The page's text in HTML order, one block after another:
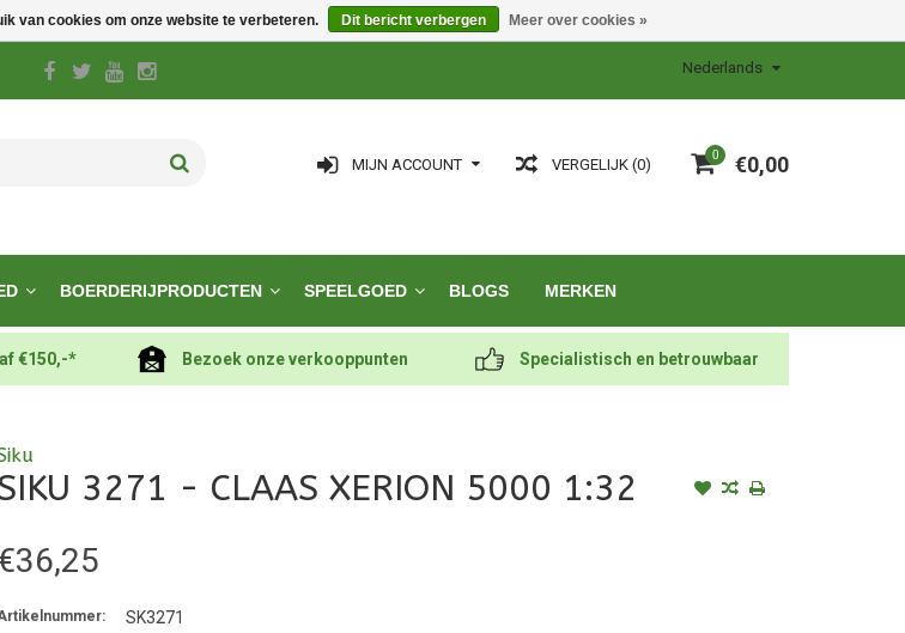
Nederlands
0 €0,00
VERGELIJK (0)
MIJN ACCOUNT
BOERDERIJPRODUCTEN SPEELGOED BLOGS MERKEN
€150,-* Bezoek onze verkooppunten Specialistisch en betrouwbaar
3271 - CLAAS XERION 5000 1:32
SK3271
van cookies om onze website te verbeteren. Dit bericht verbergen Meer over cookies »